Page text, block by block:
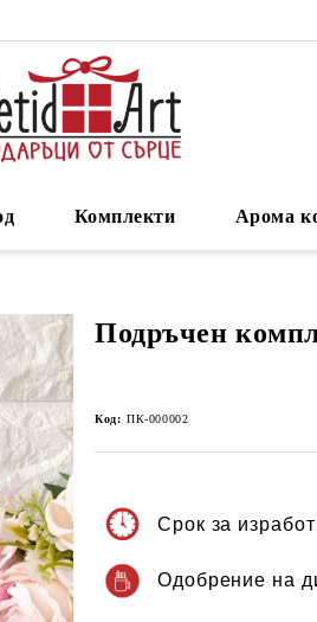
Комплекти Арома
Подръчен
Код: ПК-000002
Срок за
Одобрение на